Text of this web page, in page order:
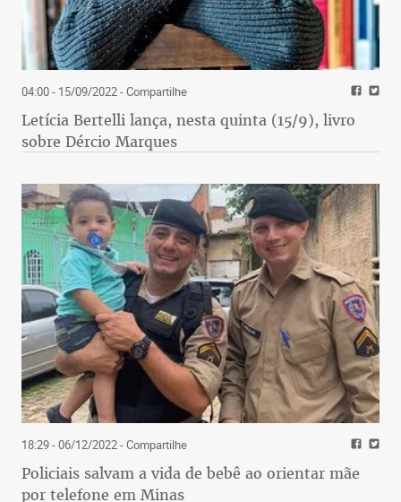
04:00 - 15/09/2022- Compartilhe
Letícia Bertelli lança, nesta quinta (15/9), livro
sobre Dércio Marques
18:29 - 06/12/2022- Compartilhe
Policiais salvam a vida de bebê ao orientar mãe
por telefone em Minas